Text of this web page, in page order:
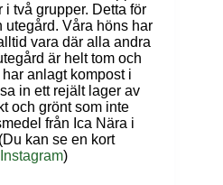
två grupper. Detta för
utegård. Våra höns har
vara där alla andra
är helt tom och
anlagt kompost i
in ett rejält lager av
och grönt som inte
från Ica Nära i
kan se en kort
Instagram)